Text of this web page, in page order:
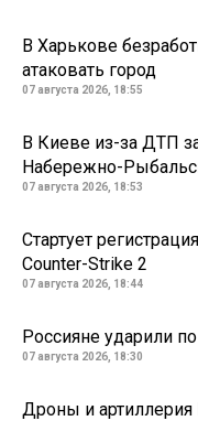
В Харькове
атаковать город
07 августа 2026, 18:55
В Киеве из-за ДТП
Набережно-
07 августа 2026, 18:53
Стартует
Counter-Strike 2
07 августа 2026, 18:44
Россияне ударили
07 августа 2026, 18:30
Дроны и